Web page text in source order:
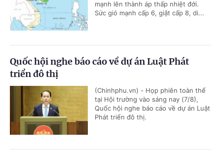
mạnh lên thành áp thấp nhiệt đới.
Sức gió mạnh cấp 6, giật cấp 8, di...
Quốc hội nghe báo cáo về dự án Luật Phát
triển đô thị
(Chinhphu.vn) - Họp phiên toàn thể
tại Hội trường vào sáng nay (7/8),
Quốc hội nghe báo cáo về dự án Luật
Phát triển đô thị.